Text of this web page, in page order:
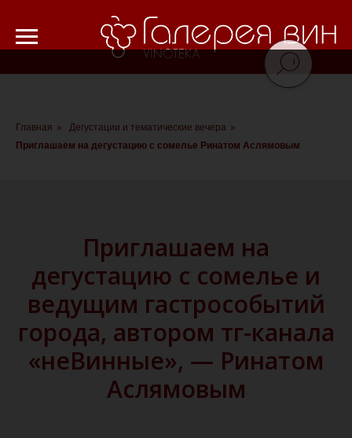
Главная » Дегустации и тематические вечера »
Приглашаем на дегустацию с сомелье Ринатом Аслямовым
Приглашаем на
дегустацию с сомелье и
ведущим гастрособытий
города, автором тг-канала
«неВинные», — Ринатом
Аслямовым